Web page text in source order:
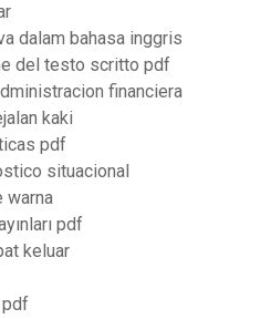
dalam bahasa inggris
del testo scritto pdf
financiera
kaki
pdf
situacional
warna
pdf
keluar